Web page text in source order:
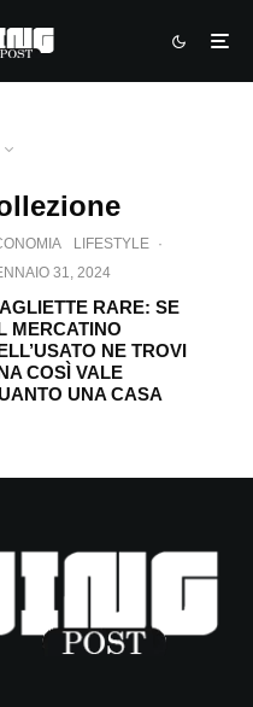
LIFESTYLE ·
31, 2024
RARE: SE
MERCATINO
NE TROVI
COSÌ VALE
UNA CASA